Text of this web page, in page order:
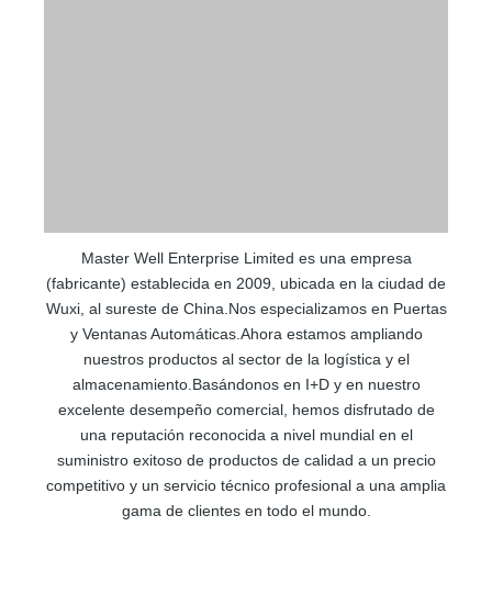
Master Well Enterprise Limited es una empresa
(fabricante) establecida en 2009, ubicada en la ciudad de
Wuxi, al sureste de China.Nos especializamos en Puertas
y Ventanas Automáticas.Ahora estamos ampliando
nuestros productos al sector de la logística y el
almacenamiento.Basándonos en I+D y en nuestro
excelente desempeño comercial, hemos disfrutado de
una reputación reconocida a nivel mundial en el
suministro exitoso de productos de calidad a un precio
competitivo y un servicio técnico profesional a una amplia
gama de clientes en todo el mundo.